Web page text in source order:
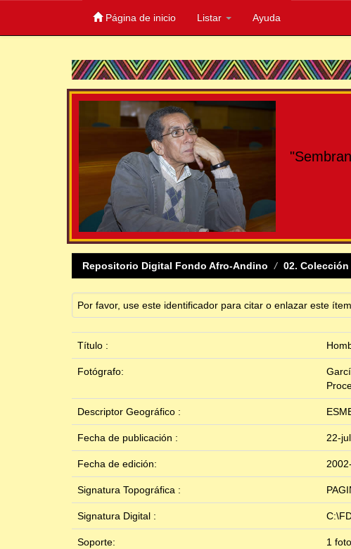
Página de inicio Listar Ayuda
Repositorio Digital Fondo Afro-Andino 02.
Por favor, use este identificador para citar o enlazar este
Título :
Fotógrafo:
Descriptor Geográfico :
Fecha de publicación : 22-
Fecha de edición:
Signatura Topográfica :
Signatura Digital :
Soporte:
1